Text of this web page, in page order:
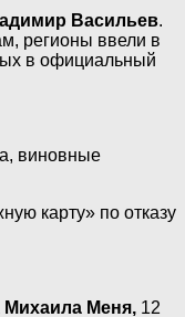
Васильев.
регионы ввели в
в официальный
виновные
карту» по отказу
Михаила Меня, 12